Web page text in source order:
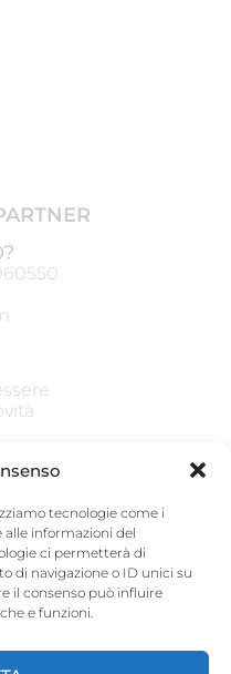
tecnologie come i
alle informazioni del
ci permetterà di
di navigazione o ID unici su
il consenso può influire
e funzioni.
Galazzano